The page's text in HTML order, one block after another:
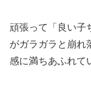
頑張って「良い子
がガラガラと崩れ
感に満ちあふれて